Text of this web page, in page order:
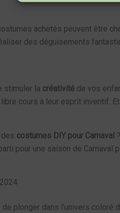
achetés peuvent être
des déguisements
stimuler la créativité de vos
cours à leur esprit inventif.
des costumes DIY pour Carnaval
pour une saison de
plonger dans l’univers coloré